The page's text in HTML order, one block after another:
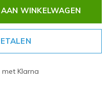
WINKELWAGEN
Klarna